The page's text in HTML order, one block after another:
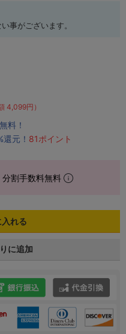
事がございます。
4,099円）
料！
元！ 81ポイント
分割手数料無料
れる
に追加